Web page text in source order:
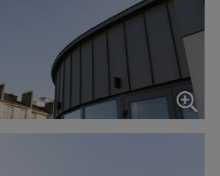
pour activer ou désactiver tous les